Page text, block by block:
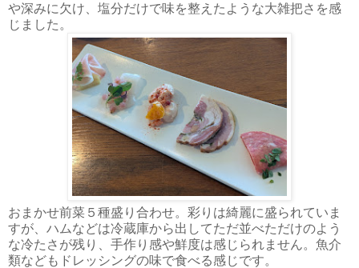
や深みに欠け、塩分だけで味を整えたような大雑把さを感
じました。
おまかせ前菜５種盛り合わせ。彩りは綺麗に盛られていま
すが、ハムなどは冷蔵庫から出してただ並べただけのよう
な冷たさが残り、手作り感や鮮度は感じられません。魚介
類などもドレッシングの味で食べる感じです。